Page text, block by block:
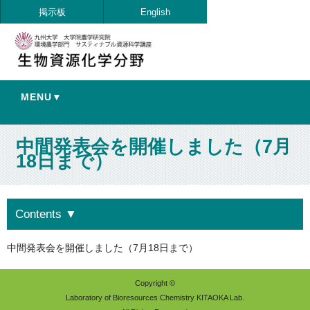
掲示板 English
MENU▼
中間発表会を開催しました（7月
18日まで）
中間発表会を開催しました（7月18日まで）
Contents ▼
Copyright ©
Laboratory of Bioresources Chemistry KITAOKA Lab.